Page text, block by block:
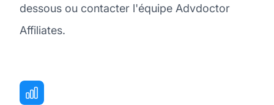
dessous ou contacter l'équipe Advdoctor
Affiliates.